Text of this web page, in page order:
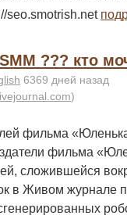
seo.smotrish.net
??? кто
6369 дней назад
)
фильма
фильма
сложившейся
в Живом журнале